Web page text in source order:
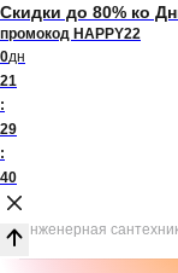
Скидки до 80% ко
промокод HAPPY22
0дн
21
:
29
:
40
Инженерная